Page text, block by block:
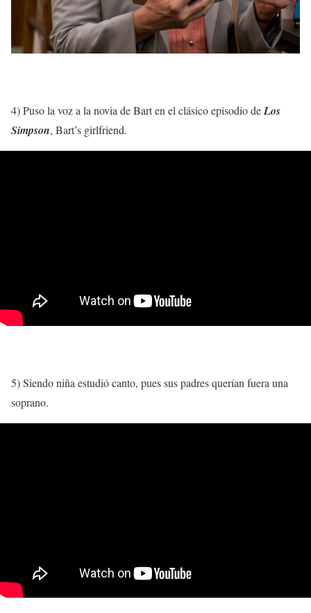
4) Puso la voz a la novia de Bart en el clásico episodio deLos
Simpson, Bart’s girlfriend.
5) Siendo niña estudió canto, pues sus padres querían fuera una
soprano.